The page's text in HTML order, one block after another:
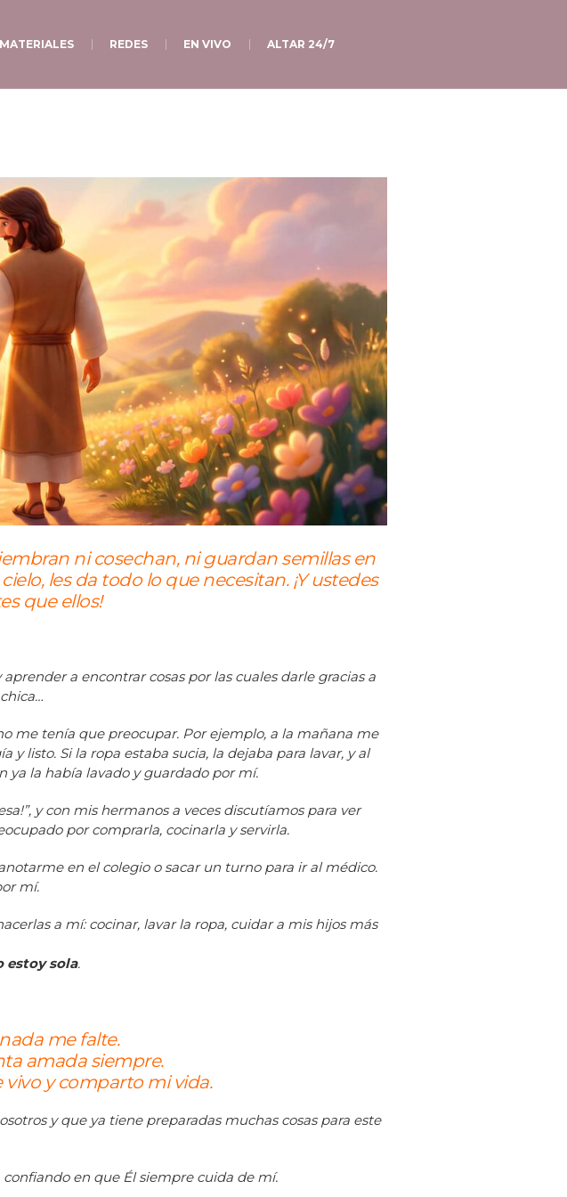
MATERIALES REDES EN VIVO ALTAR 24/7
ni cosechan, ni guardan semillas en
les da todo lo que necesitan. ¡Y ustedes
que ellos!
a encontrar cosas por las cuales darle gracias a
me tenía que preocupar. Por ejemplo, a la mañana me
listo. Si la ropa estaba sucia, la dejaba para lavar, y al
ya la había lavado y guardado por mí.
y con mis hermanos a veces discutíamos para ver
por comprarla, cocinarla y servirla.
en el colegio o sacar un turno para ir al médico.
mí.
a mí: cocinar, lavar la ropa, cuidar a mis hijos más
estoy sola.
me falte.
amada siempre.
vivo y comparto mi vida.
y que ya tiene preparadas muchas cosas para este
en que Él siempre cuida de mí.